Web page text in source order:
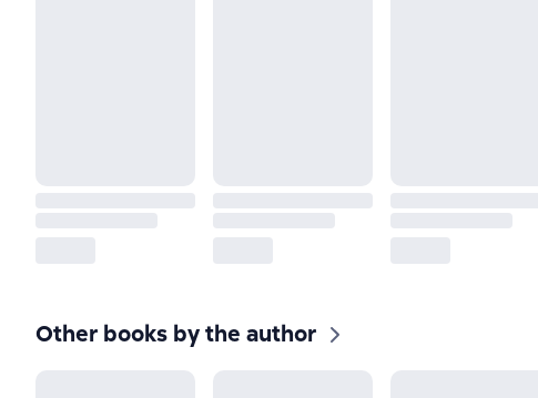
Other books by the author